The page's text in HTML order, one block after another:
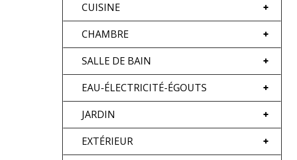
CUISINE
CHAMBRE
SALLE DE BAIN
EAU-ÉLECTRICITÉ-ÉGOUTS
JARDIN
EXTÉRIEUR